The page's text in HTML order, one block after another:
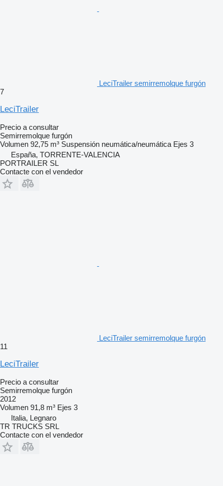
LeciTrailer semirremolque furgón
7
LeciTrailer
Precio a consultar
Semirremolque furgón
Volumen 92,75 m³ Suspensión neumática/neumática Ejes 3
España, TORRENTE-VALENCIA
PORTRAILER SL
Contacte con el vendedor
LeciTrailer semirremolque furgón
11
LeciTrailer
Precio a consultar
Semirremolque furgón
2012
Volumen 91,8 m³ Ejes 3
Italia, Legnaro
TR TRUCKS SRL
Contacte con el vendedor